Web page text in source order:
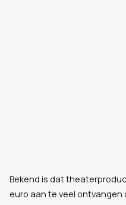
Bekend is dat
euro aan te veel